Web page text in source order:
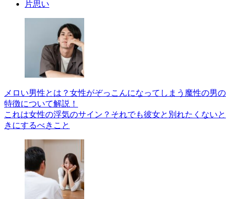
片思い
メロい男性とは？女性がぞっこんになってしまう魔性の男の
特徴について解説！
これは女性の浮気のサイン？それでも彼女と別れたくないと
きにするべきこと